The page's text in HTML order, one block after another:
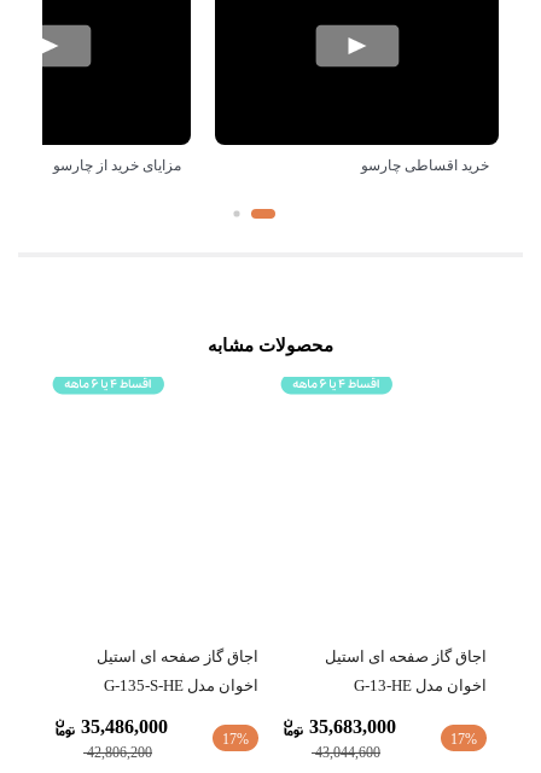
خرید اقساطی چارسو مزایای خرید از چارسو
محصولات مشابه
اجاق گاز صفحه ای استیل
اخوان مدل G-135-S-HE
17%
42,806,200
35,486,000
اجاق گاز صفحه ای استیل
اخوان مدل V-4 ونوس
17%
45,386,900
37,625,000